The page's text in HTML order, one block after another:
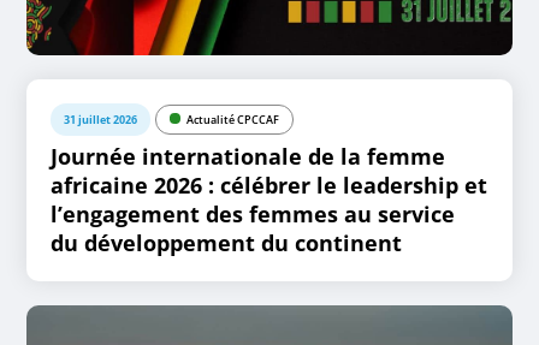
31 juillet 2026 Actualité CPCCAF
Journée internationale de la femme
africaine 2026 : célébrer le leadership et
l’engagement des femmes au service
du développement du continent